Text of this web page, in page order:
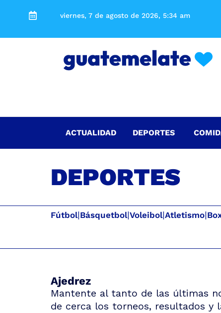
viernes, 7 de agosto de 2026, 5:34 am
ACTUALIDAD DEPORTES
DEPORTES
Fútbol| Básquetbol| Voleibol| Atletismo
Ajedrez
Mantente al tanto de las últimas
de cerca los torneos, resultados y